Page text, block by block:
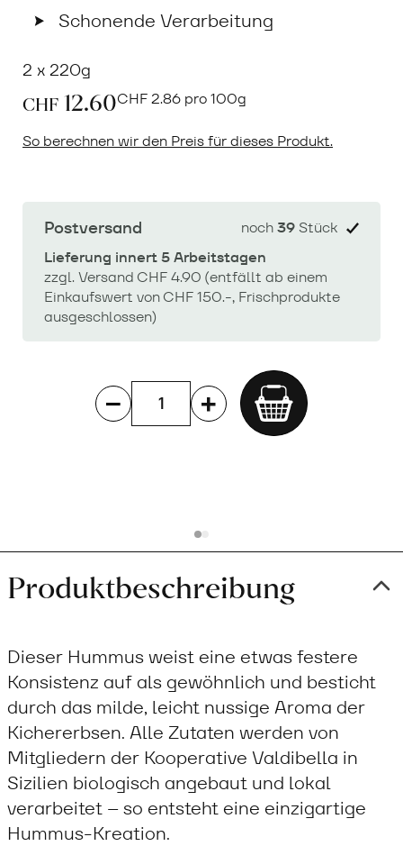
Schonende Verarbeitung
2 x 220g
CHF 12.60CHF2.86 pro 100g
So berechnen wir den Preis für dieses Produkt.
Postversand
Lieferung innert 5 Arbeitstagen
zzgl. Versand CHF 4.90 (entfällt ab einem
Einkaufswert von CHF 150.-, Frischprodukte
ausgeschlossen)
noch39Stück
Add
Produktbeschreibung
Dieser Hummus weist eine etwas festere
Konsistenz auf als gewöhnlich und besticht
durch das milde, leicht nussige Aroma der
Kichererbsen. Alle Zutaten werden von
Mitgliedern der Kooperative Valdibella in
Sizilien biologisch angebaut und lokal
verarbeitet – so entsteht eine einzigartige
Hummus-Kreation.